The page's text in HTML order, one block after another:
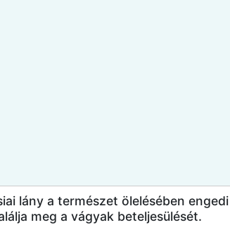
lány a természet ölelésében
meg a vágyak beteljesülését.